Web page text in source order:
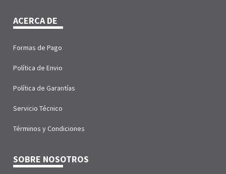
ACERCA DE
Formas de Pago
Política de Envio
Política de Garantías
Servicio Técnico
Términos y Condiciones
SOBRE NOSOTROS